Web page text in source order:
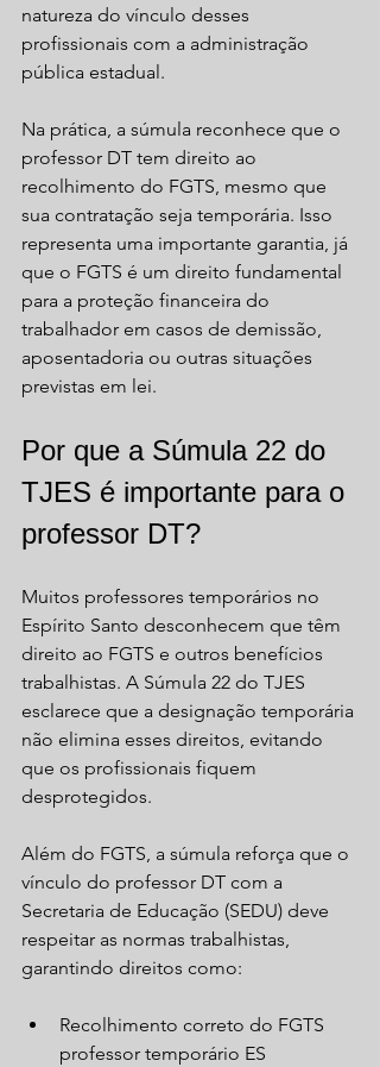
natureza do vínculo desses
profissionais com a administração
pública estadual.
Na prática, a súmula reconhece que o
professor DT tem direito ao
recolhimento do FGTS, mesmo que
sua contratação seja temporária. Isso
representa uma importante garantia, já
que o FGTS é um direito fundamental
para a proteção financeira do
trabalhador em casos de demissão,
aposentadoria ou outras situações
previstas em lei.
Por que a Súmula 22 do
TJES é importante para o
professor DT?
Muitos professores temporários no
Espírito Santo desconhecem que têm
direito ao FGTS e outros benefícios
trabalhistas. A Súmula 22 do TJES
esclarece que a designação temporária
não elimina esses direitos, evitando
que os profissionais fiquem
desprotegidos.
Além do FGTS, a súmula reforça que o
vínculo do professor DT com a
Secretaria de Educação (SEDU) deve
respeitar as normas trabalhistas,
garantindo direitos como:
Recolhimento correto do FGTS
professor temporário ES